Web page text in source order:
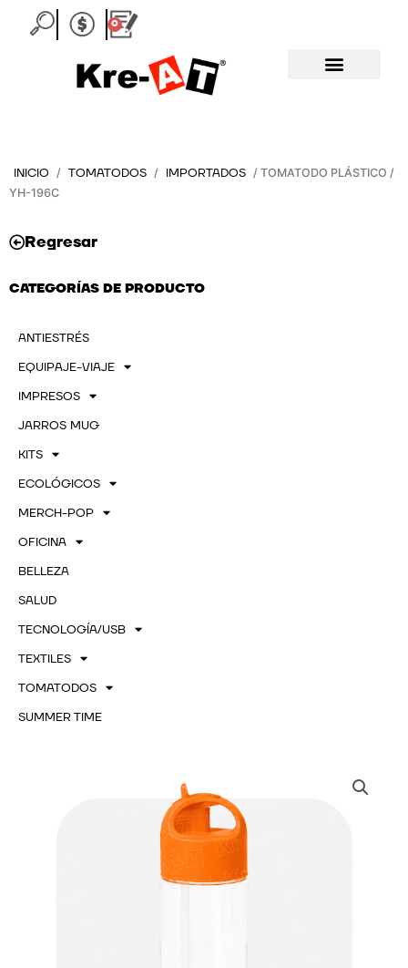
0
Carrito
INICIO / TOMATODOS / IMPORTADOS / TOMATODO PLÁSTICO /
YH-196C
Regresar
CATEGORÍAS DE PRODUCTO
ANTIESTRÉS
EQUIPAJE-VIAJE
IMPRESOS
JARROS MUG
KITS
ECOLÓGICOS
MERCH-POP
OFICINA
BELLEZA
SALUD
TECNOLOGÍA/USB
TEXTILES
TOMATODOS
SUMMER TIME